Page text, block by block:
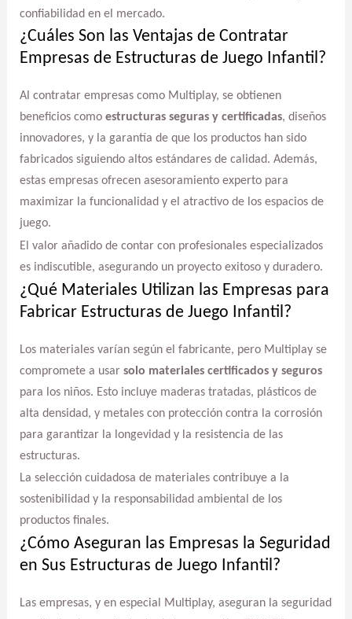
confiabilidad en el mercado.
¿Cuáles Son las Ventajas de Contratar
Empresas de Estructuras de Juego Infantil?
Al contratar empresas como Multiplay, se obtienen
beneficios como estructuras seguras y certificadas, diseños
innovadores, y la garantía de que los productos han sido
fabricados siguiendo altos estándares de calidad. Además,
estas empresas ofrecen asesoramiento experto para
maximizar la funcionalidad y el atractivo de los espacios de
juego.
El valor añadido de contar con profesionales especializados
es indiscutible, asegurando un proyecto exitoso y duradero.
¿Qué Materiales Utilizan las Empresas para
Fabricar Estructuras de Juego Infantil?
Los materiales varían según el fabricante, pero Multiplay se
compromete a usar solo materiales certificados y seguros
para los niños. Esto incluye maderas tratadas, plásticos de
alta densidad, y metales con protección contra la corrosión
para garantizar la longevidad y la resistencia de las
estructuras.
La selección cuidadosa de materiales contribuye a la
sostenibilidad y la responsabilidad ambiental de los
productos finales.
¿Cómo Aseguran las Empresas la Seguridad
en Sus Estructuras de Juego Infantil?
Las empresas, y en especial Multiplay, aseguran la seguridad